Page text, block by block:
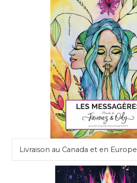
Livraison au Canada et en Europe